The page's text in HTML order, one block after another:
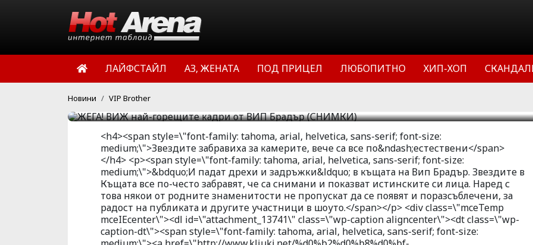
ЛАЙФСТАЙЛ АЗ, ЖЕНАТА ПОД ПРИЦЕЛ ЛЮБОПИТНО ХИП-ХОП
Новини VIP Brother
на Вип Брадър. Звездите в Къщата все по-често забравят, че
са снимани и показват истинските си лица. Наред с това
някои от родните знаменитости не пропускат да се появят и
поразсъблечени, за радост на публиката и другите
участници в шоуто.
HotArena.net
<h4><span style=\"font-family: tahoma, arial, helvetica, sans-serif; font-size:
medium;\">Звездите забравиха за камерите, вече са все по&ndash;естествени</span>
</h4> <p><span style=\"font-family: tahoma, arial, helvetica, sans-serif; font-size:
medium;\">&bdquo;И падат дрехи и задръжки&ldquo; в къщата на Вип Брадър. Звездите в
Къщата все по-често забравят, че са снимани и показват истинските си лица. Наред с
това някои от родните знаменитости не пропускат да се появят и поразсъблечени, за
радост на публиката и другите участници в шоуто.</span></p> <div class=\"mceTemp
mceIEcenter\"><dl id=\"attachment_13741\" class=\"wp-caption aligncenter\"><dt class=\"wp-
caption-dt\"><span style=\"font-family: tahoma, arial, helvetica, sans-serif; font-size: